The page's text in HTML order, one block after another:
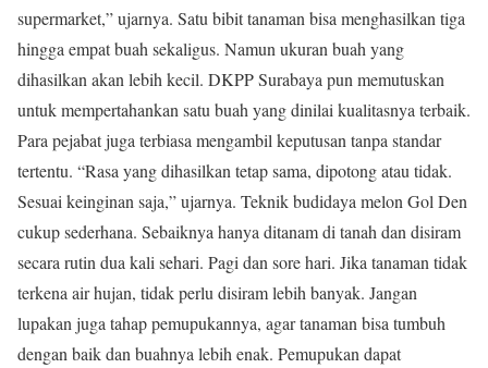
supermarket,” ujarnya. Satu bibit tanaman bisa menghasilkan tiga
hingga empat buah sekaligus. Namun ukuran buah yang
dihasilkan akan lebih kecil. DKPP Surabaya pun memutuskan
untuk mempertahankan satu buah yang dinilai kualitasnya terbaik.
Para pejabat juga terbiasa mengambil keputusan tanpa standar
tertentu. “Rasa yang dihasilkan tetap sama, dipotong atau tidak.
Sesuai keinginan saja,” ujarnya. Teknik budidaya melon Gol Den
cukup sederhana. Sebaiknya hanya ditanam di tanah dan disiram
secara rutin dua kali sehari. Pagi dan sore hari. Jika tanaman tidak
terkena air hujan, tidak perlu disiram lebih banyak. Jangan
lupakan juga tahap pemupukannya, agar tanaman bisa tumbuh
dengan baik dan buahnya lebih enak. Pemupukan dapat